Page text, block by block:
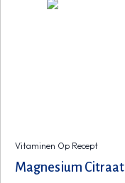
Vitaminen Op Recept
Magnesium Citraat